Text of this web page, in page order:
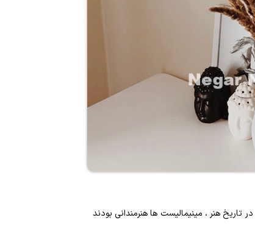
هنر ، مینیمالیست ها هنرمندانی بودند